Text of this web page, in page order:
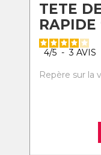
TETE
4/5 - 3 AVIS
Repère sur la